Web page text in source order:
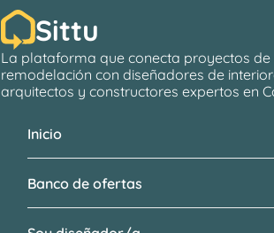
Sittu
La plataforma que conecta proyectos de
remodelación con diseñadores de
arquitectos y constructores expertos en
Banco de ofertas
Inicio